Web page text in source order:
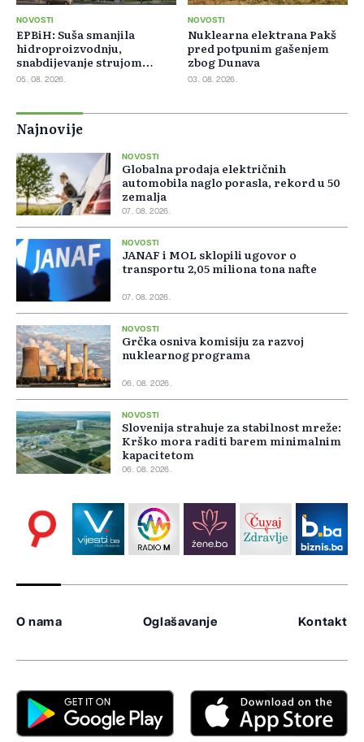
NOVOSTI
EPBiH: Suša smanjila
hidroproizvodnju,
snabdijevanje strujom
ostaje stabilno
05. 08. 2026.
NOVOSTI
Nuklearna elektrana Pakš
pred potpunim gašenjem
zbog Dunava
03. 08. 2026.
Najnovije
NOVOSTI
Globalna prodaja električnih
automobila naglo porasla, rekord u 50
zemalja
07. 08. 2026.
NOVOSTI
JANAF i MOL sklopili ugovor o
transportu 2,05 miliona tona nafte
07. 08. 2026.
NOVOSTI
Grčka osniva komisiju za razvoj
nuklearnog programa
06. 08. 2026.
NOVOSTI
Slovenija strahuje za stabilnost mreže:
Krško mora raditi barem minimalnim
kapacitetom
06. 08. 2026.
O nama Oglašavanje Kontakt